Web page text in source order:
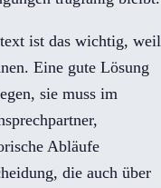
ist das wichtig, weil
Eine gute Lösung
sie muss im
Abläufe
die auch über